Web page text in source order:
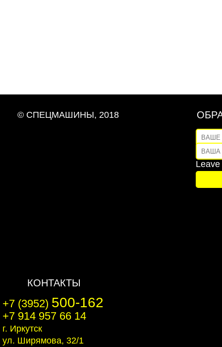
© СПЕЦМАШИНЫ, 2018
ваша
КОНТАКТЫ
+7 (3952) 500-162
+7 914 957 66 14
г. Иркутск
ул. Ширямова, 32/1